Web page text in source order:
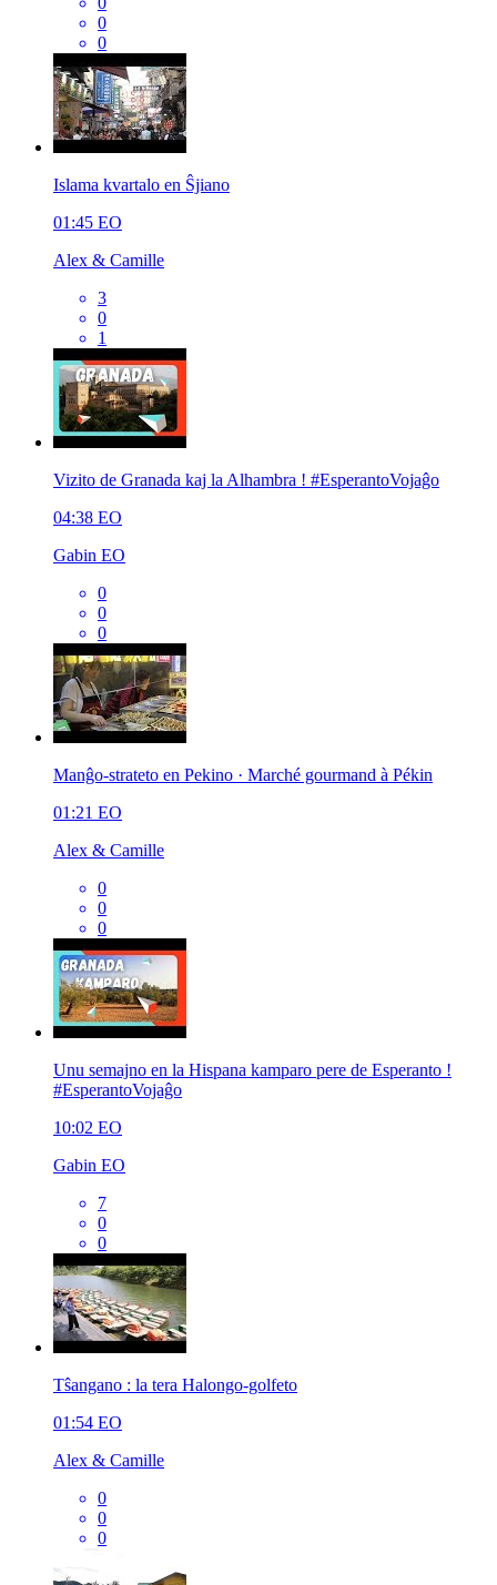
0
0
Islama kvartalo en Ŝjiano
01:45 EO
Alex & Camille
3
0
1
Vizito de Granada kaj la Alhambra ! #EsperantoVojaĝo
04:38 EO
Gabin EO
0
0
0
Manĝo-strateto en Pekino · Marché gourmand à Pékin
01:21 EO
Alex & Camille
0
0
0
Unu semajno en la Hispana kamparo pere de Esperanto !
#EsperantoVojaĝo
10:02 EO
Gabin EO
7
0
0
Tŝangano : la tera Halongo-golfeto
01:54 EO
Alex & Camille
0
0
0